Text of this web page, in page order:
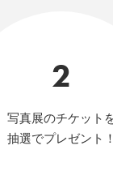
2
写真展のチケット
抽選でプレゼント